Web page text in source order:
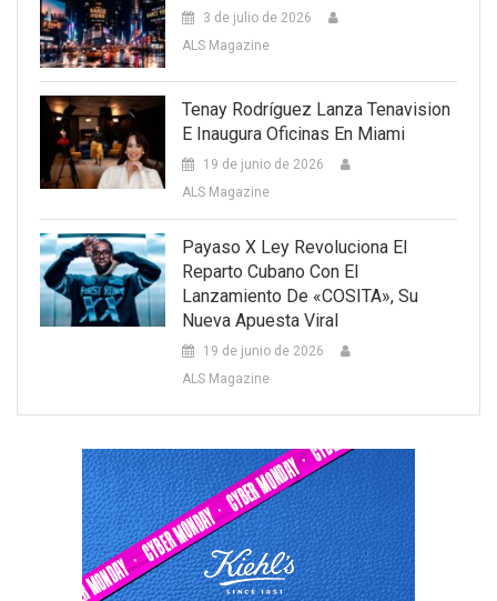
3 de julio de 2026
ALS Magazine
Tenay Rodríguez Lanza Tenavision
E Inaugura Oficinas En Miami
19 de junio de 2026
ALS Magazine
Payaso X Ley Revoluciona El
Reparto Cubano Con El
Lanzamiento De «COSITA», Su
Nueva Apuesta Viral
19 de junio de 2026
ALS Magazine